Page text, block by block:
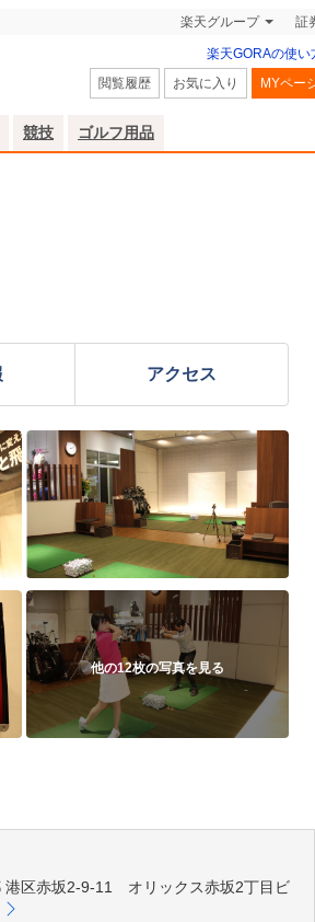
楽天グループ 証
楽天GORAの使い
閲覧履歴
お気に入り MYペー
競技 ゴルフ用品
アクセス
他の12枚の写真を見る
港区赤坂2-9-11 オリックス赤坂2丁目ビ